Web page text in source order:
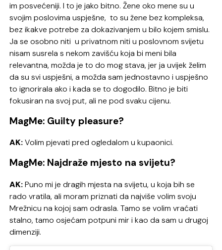
im posvećeniji. I to je jako bitno. Žene oko mene su u
svojim poslovima uspješne, to su žene bez kompleksa,
bez ikakve potrebe za dokazivanjem u bilo kojem smislu.
Ja se osobno niti u privatnom niti u poslovnom svijetu
nisam susrela s nekom zavišću koja bi meni bila
relevantna, možda je to do mog stava, jer ja uvijek želim
da su svi uspješni, a možda sam jednostavno i uspješno
to ignorirala ako i kada se to dogodilo. Bitno je biti
fokusiran na svoj put, ali ne pod svaku cijenu.
MagMe: Guilty pleasure?
AK:Volim pjevati pred ogledalom u kupaonici.
MagMe: Najdraže mjesto na svijetu?
AK:Puno mi je dragih mjesta na svijetu, u koja bih se
rado vratila, ali moram priznati da najviše volim svoju
Mrežnicu na kojoj sam odrasla. Tamo se volim vraćati
stalno, tamo osjećam potpuni mir i kao da sam u drugoj
dimenziji.